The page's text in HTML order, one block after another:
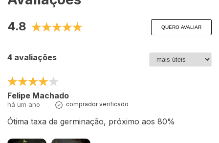
4.8 QUERO AVALIAR
4 avaliações
Felipe Machado
há um ano comprador verificado
Ótima taxa de germinação, próximo aos 80%